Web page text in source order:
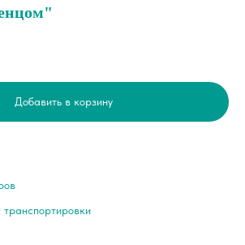
Добавить в корзину
транспортировки